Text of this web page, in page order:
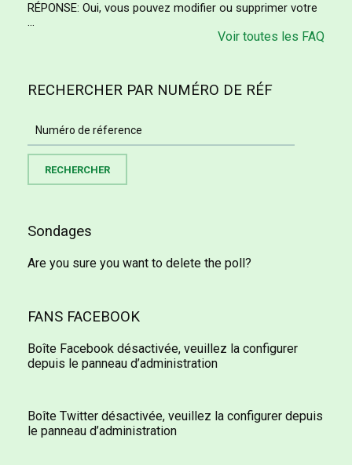
RÉPONSE: Oui, vous pouvez modifier ou supprimer votre
...
Voir toutes les FAQ
RECHERCHER PAR NUMÉRO DE RÉF
Sondages
Are you sure you want to delete the poll?
FANS FACEBOOK
Boîte Facebook désactivée, veuillez la configurer
depuis le panneau d’administration
Boîte Twitter désactivée, veuillez la configurer depuis
le panneau d’administration